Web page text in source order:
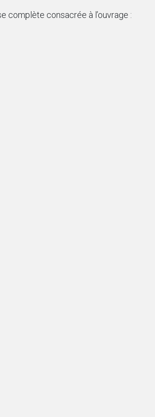
complète consacrée à l’ouvrage :